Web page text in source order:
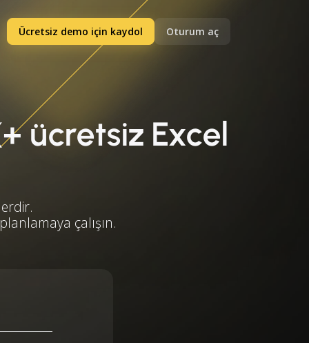
Ücretsiz demo için kaydol Oturum aç
ücretsiz Excel
çalışın.